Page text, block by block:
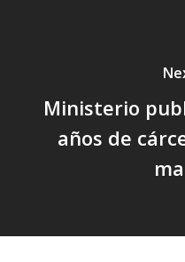
Ministerio
años de